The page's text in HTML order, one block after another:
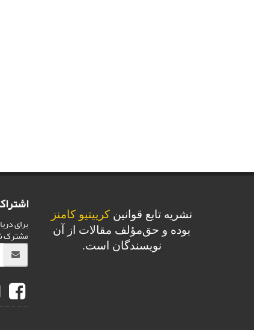
نشریه تابع قوانین کرییتیو کامنز
بوده و حق‌مؤلف مقالات از آن
نویسندگان است.
برای
مشترک